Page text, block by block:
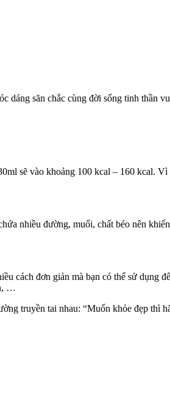
dáng săn chắc cùng đời sống tinh thần
sẽ vào khoảng 100 kcal – 160 kcal. Vì
nhiều đường, muối, chất béo nên
cách đơn giản mà bạn có thể sử dụng
…
truyền tai nhau: “Muốn khỏe đẹp thì